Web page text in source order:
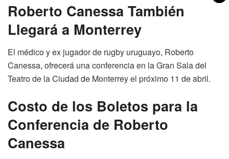
Roberto Canessa También
Llegará a Monterrey
El médico y ex jugador de rugby uruguayo, Roberto
Canessa, ofrecerá una conferencia en la Gran Sala del
Teatro de la Ciudad de Monterrey el próximo 11 de abril.
Costo de los Boletos para la
Conferencia de Roberto
Canessa